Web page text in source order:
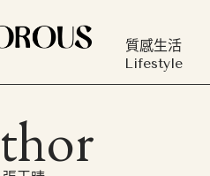
質感生活
Lifestyle